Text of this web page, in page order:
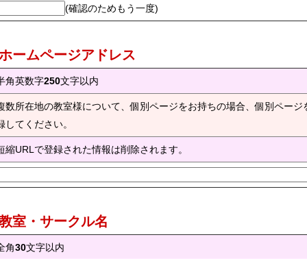
(確認のためもう一度)
ームページアドレス
角英数字250文字以内
数所在地の教室様について、個別ページをお持ちの場合、個別ページ
してください。
縮URLで登録された情報は削除されます。
室・サークル名
角30文字以内